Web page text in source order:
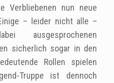
Verbliebenen nun neue
– leider nicht alle –
ausgesprochenen
sicherlich sogar in den
Rollen spielen
Truppe ist dennoch